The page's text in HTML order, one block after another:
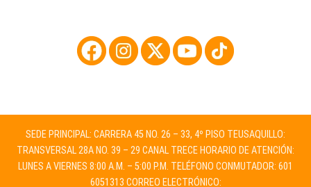
SEDE PRINCIPAL: CARRERA 45 NO. 26 – 33, 4º PISO TEUSAQUILLO:
TRANSVERSAL 28A NO. 39 – 29 CANAL TRECE HORARIO DE ATENCIÓN:
LUNES A VIERNES 8:00 A.M. – 5:00 P.M. TELÉFONO CONMUTADOR: 601
6051313 CORREO ELECTRÓNICO: